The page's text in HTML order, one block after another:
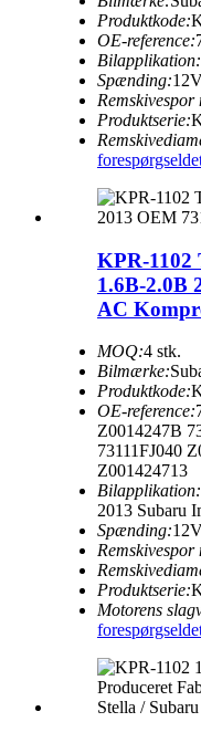
Produktkode:
OE-reference:
Bilapplikation:
Spænding:
Remskivespor
Produktserie:
forespørgsel
KPR-1102
1.6B-2.0B
AC
MOQ:4 stk.
Bilmærke:
Produktkode:
OE-reference:
Z0014247B
73111FJ040
Z001424713
Bilapplikation:
2013 Subaru
Spænding:
Remskivespor
Produktserie:
Motorens
forespørgsel